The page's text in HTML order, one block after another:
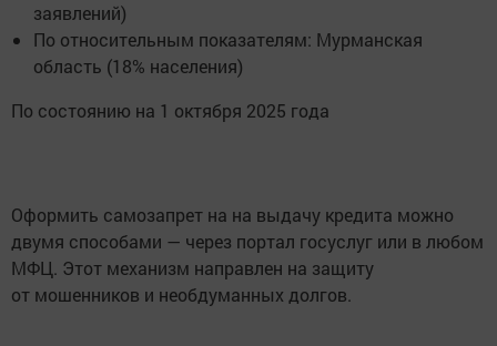
заявлений)
По относительным показателям: Мурманская
область (18% населения)
По состоянию на 1 октября 2025 года
Оформить самозапрет на на выдачу кредита можно
двумя способами — через портал госуслуг или в любом
МФЦ. Этот механизм направлен на защиту
от мошенников и необдуманных долгов.